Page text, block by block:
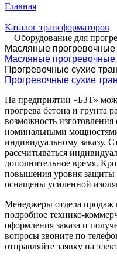
Главная
—
Каталог трансформаторов
—Оборудование для
Масляные прогревочные
Масляные прогревочные
Прогревочные сухие
Прогревочные сухие
На предприятии «БЗТ»
прогрева бетона и грунта
возможность
номинальными
индивидуальному заказу.
рассчитываться
дополнительное время.
повышения уровня защиты
оснащены усиленной
Менеджеры отдела продаж
подробное технико-
оформления заказа и
вопросы звоните по
отправляйте заявку на